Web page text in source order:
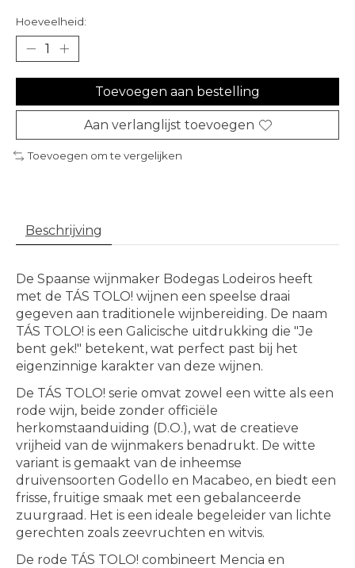
Hoeveelheid:
Toevoegen aan bestelling
Aan verlanglijst toevoegen
Toevoegen om te vergelijken
Beschrijving
De Spaanse wijnmaker Bodegas Lodeiros heeft
met de TÁS TOLO! wijnen een speelse draai
gegeven aan traditionele wijnbereiding. De naam
TÁS TOLO! is een Galicische uitdrukking die "Je
bent gek!" betekent, wat perfect past bij het
eigenzinnige karakter van deze wijnen.
De TÁS TOLO! serie omvat zowel een witte als een
rode wijn, beide zonder officiële
herkomstaanduiding (D.O.), wat de creatieve
vrijheid van de wijnmakers benadrukt. De witte
variant is gemaakt van de inheemse
druivensoorten Godello en Macabeo, en biedt een
frisse, fruitige smaak met een gebalanceerde
zuurgraad. Het is een ideale begeleider van lichte
gerechten zoals zeevruchten en witvis.
De rode TÁS TOLO! combineert Menci­a en